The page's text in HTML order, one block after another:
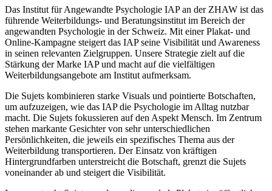
Das Institut für Angewandte Psychologie IAP an der ZHAW ist das
führende Weiterbildungs- und Beratungsinstitut im Bereich der
angewandten Psychologie in der Schweiz. Mit einer Plakat- und
Online-Kampagne steigert das IAP seine Visibilität und Awareness
in seinen relevanten Zielgruppen. Unsere Strategie zielt auf die
Stärkung der Marke IAP und macht auf die vielfältigen
Weiterbildungsangebote am Institut aufmerksam.
Die Sujets kombinieren starke Visuals und pointierte Botschaften,
um aufzuzeigen, wie das IAP die Psychologie im Alltag nutzbar
macht. Die Sujets fokussieren auf den Aspekt Mensch. Im Zentrum
stehen markante Gesichter von sehr unterschiedlichen
Persönlichkeiten, die jeweils ein spezifisches Thema aus der
Weiterbildung transportieren. Der Einsatz von kräftigen
Hintergrundfarben unterstreicht die Botschaft, grenzt die Sujets
voneinander ab und steigert die Visibilität.